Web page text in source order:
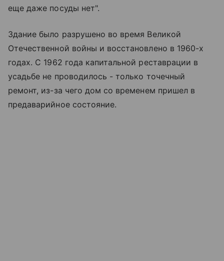
еще даже посуды нет".
Здание было разрушено во время Великой
Отечественной войны и восстановлено в 1960-х
годах. С 1962 года капитальной реставрации в
усадьбе не проводилось - только точечный
ремонт, из-за чего дом со временем пришел в
предаварийное состояние.